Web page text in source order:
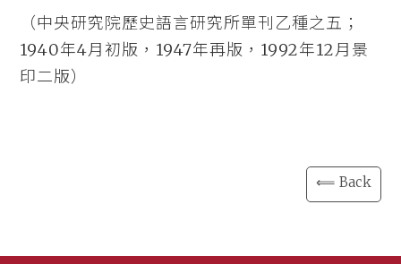
（中央研究院歷史語言研究所單刊乙種之五；
1940年4月初版，1947年再版，1992年12月景
印二版）
⟸ Back